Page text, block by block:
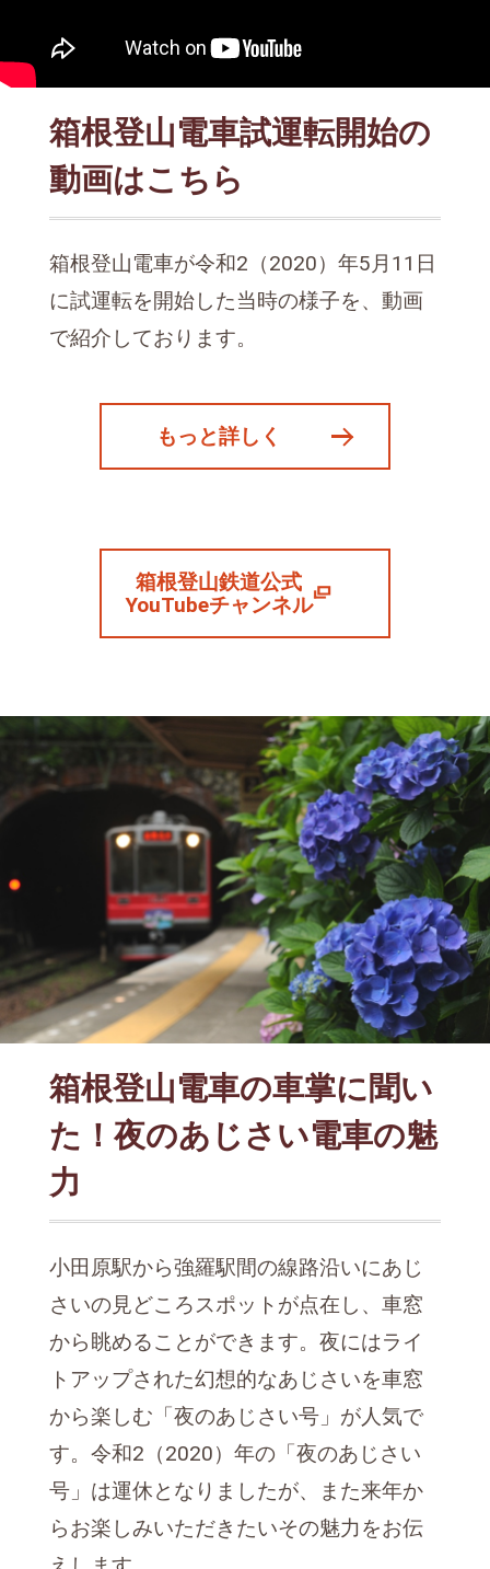
箱根登山電車試運転開始の
動画はこちら
箱根登山電車が令和2（2020）年5月11日
に試運転を開始した当時の様子を、動画
で紹介しております。
もっと詳しく
箱根登山鉄道公式
YouTubeチャンネル
箱根登山電車の車掌に聞い
た！夜のあじさい電車の魅
力
小田原駅から強羅駅間の線路沿いにあじ
さいの見どころスポットが点在し、車窓
から眺めることができます。夜にはライ
トアップされた幻想的なあじさいを車窓
から楽しむ「夜のあじさい号」が人気で
す。令和2（2020）年の「夜のあじさい
号」は運休となりましたが、また来年か
らお楽しみいただきたいその魅力をお伝